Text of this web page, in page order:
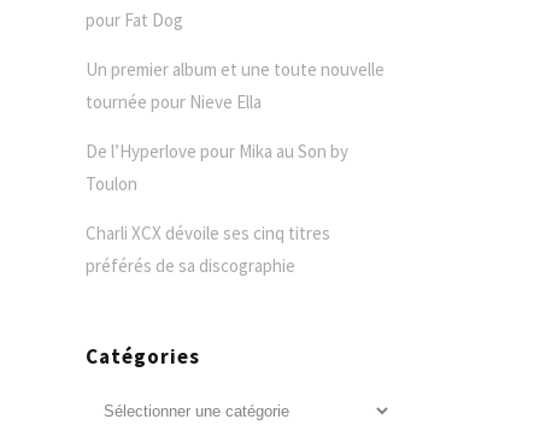
pour Fat Dog
Un premier album et une toute nouvelle
tournée pour Nieve Ella
De l’Hyperlove pour Mika au Son by
Toulon
Charli XCX dévoile ses cinq titres
préférés de sa discographie
Catégories
Catégories